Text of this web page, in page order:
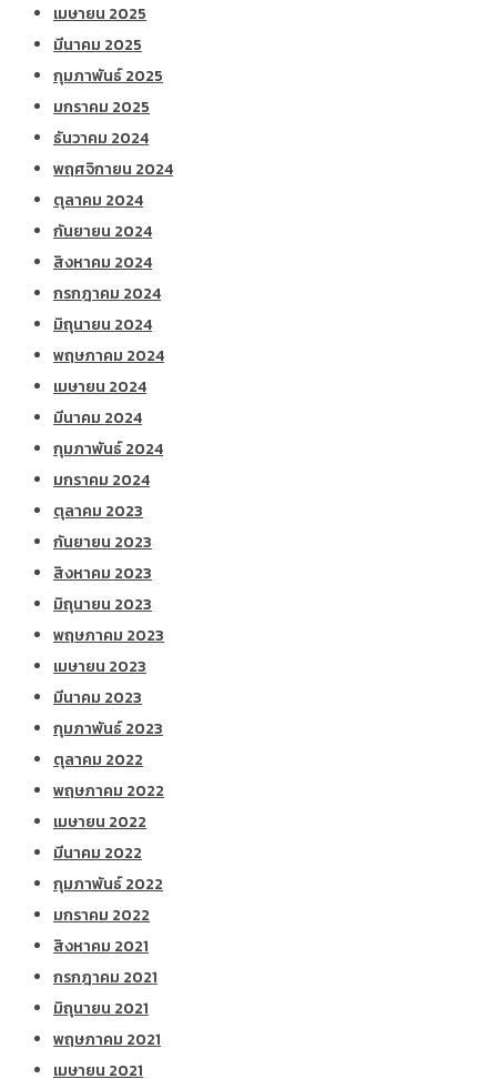
เมษายน 2025
มีนาคม 2025
กุมภาพันธ์ 2025
มกราคม 2025
ธันวาคม 2024
พฤศจิกายน 2024
ตุลาคม 2024
กันยายน 2024
สิงหาคม 2024
กรกฎาคม 2024
มิถุนายน 2024
พฤษภาคม 2024
เมษายน 2024
มีนาคม 2024
กุมภาพันธ์ 2024
มกราคม 2024
ตุลาคม 2023
กันยายน 2023
สิงหาคม 2023
มิถุนายน 2023
พฤษภาคม 2023
เมษายน 2023
มีนาคม 2023
กุมภาพันธ์ 2023
ตุลาคม 2022
พฤษภาคม 2022
เมษายน 2022
มีนาคม 2022
กุมภาพันธ์ 2022
มกราคม 2022
สิงหาคม 2021
กรกฎาคม 2021
มิถุนายน 2021
พฤษภาคม 2021
เมษายน 2021